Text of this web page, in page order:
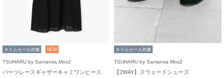
タイムセール対象 NEW
TSUHARU by Samansa Mos2
パーツレースギャザーキャミワンピース
タイムセール対象
TSUHARU by Samansa Mos2
【2WAY】スウェードシューズ